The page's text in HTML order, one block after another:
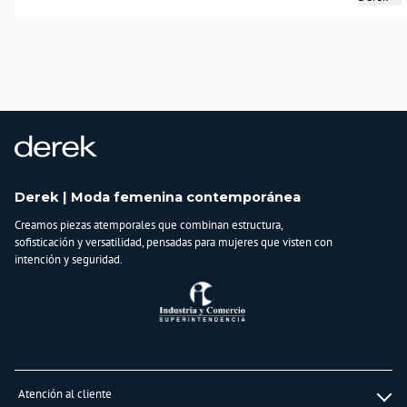
Cuidado y Lavado
95% POLIESTER
5% ELASTANO
Derek | Moda femenina contemporánea
Creamos piezas atemporales que combinan estructura,
sofisticación y versatilidad, pensadas para mujeres que visten con
intención y seguridad.
Atención al cliente